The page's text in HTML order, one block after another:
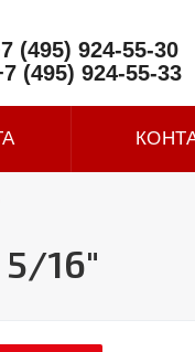
(495) 924-55-30
(495) 924-55-33
16"